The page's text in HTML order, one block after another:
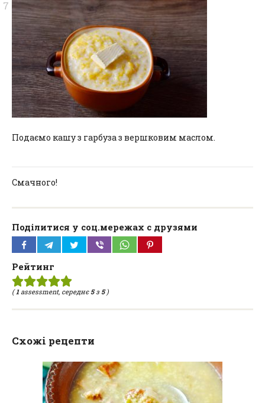
Подаємо кашу з гарбуза з вершковим маслом.
Смачного!
Поділитися у соц.мережах с друзями
Рейтинг
(1assessment, середнє5з 5)
Схожі рецепти